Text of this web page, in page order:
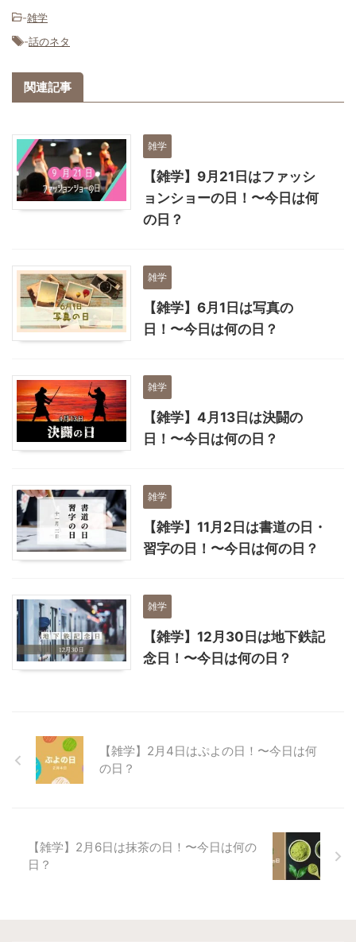
-雑学
-話のネタ
関連記事
雑学
【雑学】9月21日はファッシ
ョンショーの日！〜今日は何
の日？
雑学
【雑学】6月1日は写真の
日！〜今日は何の日？
雑学
【雑学】4月13日は決闘の
日！〜今日は何の日？
雑学
【雑学】11月2日は書道の日・
習字の日！〜今日は何の日？
雑学
【雑学】12月30日は地下鉄記
念日！〜今日は何の日？
【雑学】2月4日はぷよの日！〜今日は何
の日？
【雑学】2月6日は抹茶の日！〜今日は何の
日？